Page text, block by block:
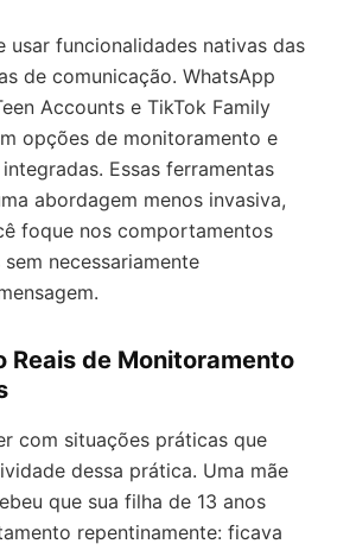
usar funcionalidades nativas das
de comunicação. WhatsApp
Accounts e TikTok Family
opções de monitoramento e
Essas ferramentas
abordagem menos invasiva,
foque nos comportamentos
necessariamente
Reais de Monitoramento
com situações práticas que
dessa prática. Uma mãe
que sua filha de 13 anos
repentinamente: ficava